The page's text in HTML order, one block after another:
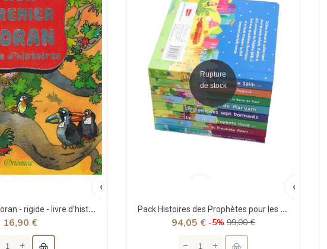
Mon premier Coran - rigide - livre d'histoires - Saniyasnain Khan - Orientica
16,90 €
Rupture
de stock
Pack Histoires des Prophètes pour les enfants - 14 livres - Saniyasnain Khan - Orientica
94,05 € -5% 99,00 €